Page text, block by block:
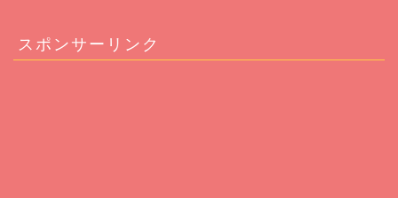
スポンサーリンク